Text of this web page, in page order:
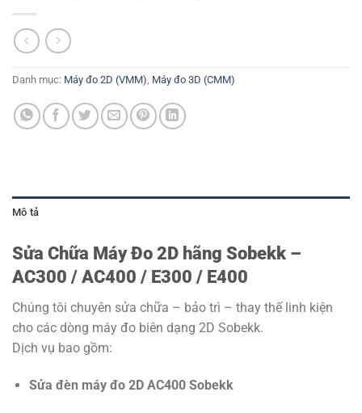
Danh mục: Máy đo 2D (VMM), Máy đo 3D (CMM)
Mô tả
Sửa Chữa Máy Đo 2D hãng Sobekk –
AC300 / AC400 / E300 / E400
Chúng tôi chuyên sửa chữa – bảo trì – thay thế linh kiện
cho các dòng máy đo biên dạng 2D Sobekk.
Dịch vụ bao gồm:
Sửa đèn máy đo 2D AC400 Sobekk